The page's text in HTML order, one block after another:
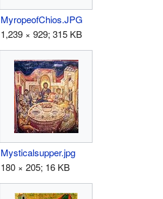
MyropeofChios.JPG
1,239 × 929; 315 KB
Mysticalsupper.jpg
180 × 205; 16 KB